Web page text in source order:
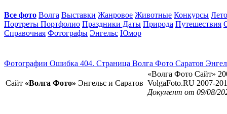
Все фото Волга Выставки Жанровое Животные Конкурсы
Портреты Портфолио Праздники Даты Природа Путешествия
Справочная Фотографы Энгельс Юмор
Фотографии Ошибка 404. Страница Волга Фото Саратов
Сайт «Волга Фото» Энгельс и Саратов
«Волга Фото Сайт»
VolgaFoto.RU 2007-
Документ от 09/08/